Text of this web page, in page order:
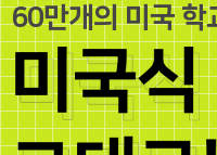
60만개의 미국 학